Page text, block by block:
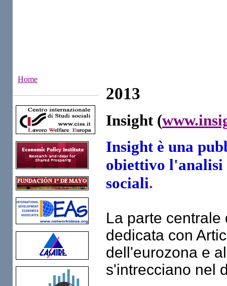
Home
2013
Insight (
Insight è una
obiettivo l'analisi
sociali.
La parte
dedicata con
dell'eurozona e
s'intrecciano nel